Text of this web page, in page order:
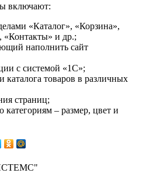
включают:
«Каталог», «Корзина»,
«Контакты» и др.;
наполнить сайт
с системой «1С»;
каталога товаров в различных
страниц;
– размер, цвет и